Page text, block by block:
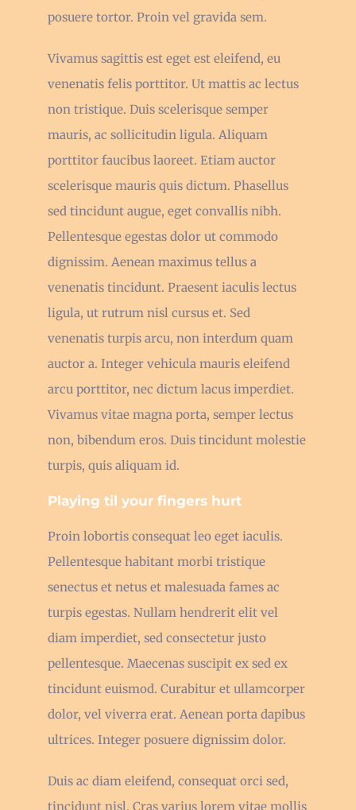
posuere tortor. Proin vel gravida sem.
Vivamus sagittis est eget est eleifend, eu
venenatis felis porttitor. Ut mattis ac lectus
non tristique. Duis scelerisque semper
mauris, ac sollicitudin ligula. Aliquam
porttitor faucibus laoreet. Etiam auctor
scelerisque mauris quis dictum. Phasellus
sed tincidunt augue, eget convallis nibh.
Pellentesque egestas dolor ut commodo
dignissim. Aenean maximus tellus a
venenatis tincidunt. Praesent iaculis lectus
ligula, ut rutrum nisl cursus et. Sed
venenatis turpis arcu, non interdum quam
auctor a. Integer vehicula mauris eleifend
arcu porttitor, nec dictum lacus imperdiet.
Vivamus vitae magna porta, semper lectus
non, bibendum eros. Duis tincidunt molestie
turpis, quis aliquam id.
Playing til your fingers hurt
Proin lobortis consequat leo eget iaculis.
Pellentesque habitant morbi tristique
senectus et netus et malesuada fames ac
turpis egestas. Nullam hendrerit elit vel
diam imperdiet, sed consectetur justo
pellentesque. Maecenas suscipit ex sed ex
tincidunt euismod. Curabitur et ullamcorper
dolor, vel viverra erat. Aenean porta dapibus
ultrices. Integer posuere dignissim dolor.
Duis ac diam eleifend, consequat orci sed,
tincidunt nisl. Cras varius lorem vitae mollis